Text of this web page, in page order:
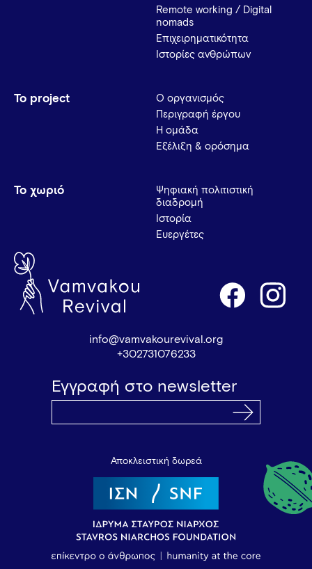
Remote working / Digital
nomads
Επιχειρηματικότητα
Ιστορίες ανθρώπων
Το project
Ο οργανισμός
Περιγραφή έργου
Η ομάδα
Εξέλιξη & ορόσημα
Το χωριό
Ψηφιακή πολιτιστική
διαδρομή
Ιστορία
Ευεργέτες
info@vamvakourevival.org
+302731076233
Εγγραφή στο newsletter
Αποκλειστική δωρεά